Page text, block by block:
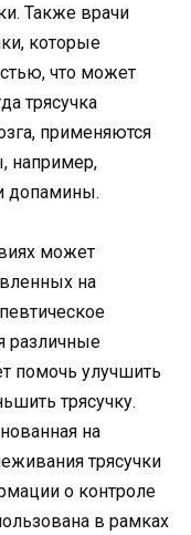
Также врачи
которые
что может
трясучка
применяются
например,
допамины.
может
на
различные
помочь улучшить
трясучку.
на
трясучки
о контроле
в рамках